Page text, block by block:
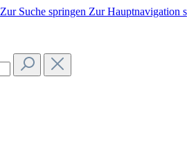
Zur Suche springen Zur Hauptnavigation